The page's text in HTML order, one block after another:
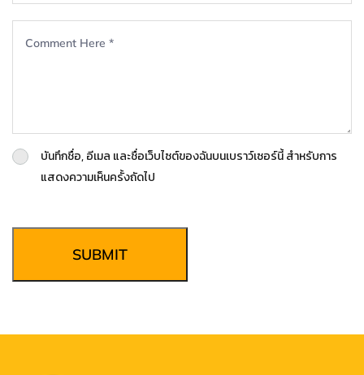
บันทึกชื่อ, อีเมล และชื่อเว็บไซต์ของฉันบนเบราว์เซอร์นี้ สำหรับการ
แสดงความเห็นครั้งถัดไป
SUBMIT